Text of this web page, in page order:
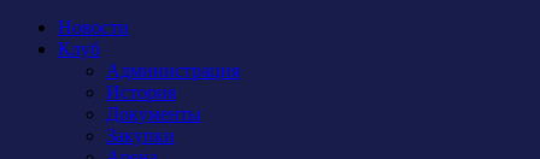
Новости
Клуб
Администрация
История
Документы
Закупки